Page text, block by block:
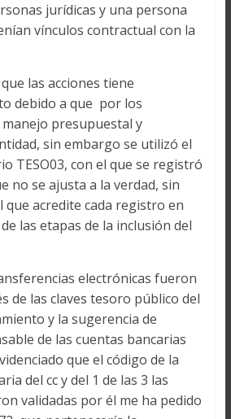
jurídicas y una persona
vínculos contractual con la
las acciones tiene
debido a que por los
presupuestal y
sin embargo se utilizó el
TESO03, con el que se registró
no se ajusta a la verdad, sin
que acredite cada registro en
las etapas de la inclusión del
electrónicas fueron
de las claves tesoro público del
y la sugerencia de
de las cuentas bancarias
que el código de la
del cc y del 1 de las 3 las
validadas por él me ha pedido